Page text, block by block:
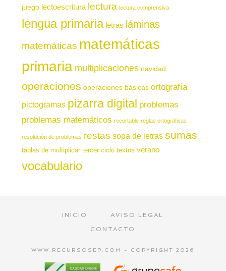
juego lectoescritura lectura lectura comprensiva
lengua primaria letras láminas
matemáticas matemáticas
primaria multiplicaciones navidad
operaciones operaciones básicas ortografía
pictogramas pizarra digital problemas
problemas matemáticos recortable reglas ortográficas
resolución de problemas restas sopa de letras sumas
tablas de multiplicar tercer ciclo textos verano
vocabulario
INICIO
AVISO LEGAL
CONTACTO
WWW.RECURSOSEP.COM - COPYRIGHT 2026